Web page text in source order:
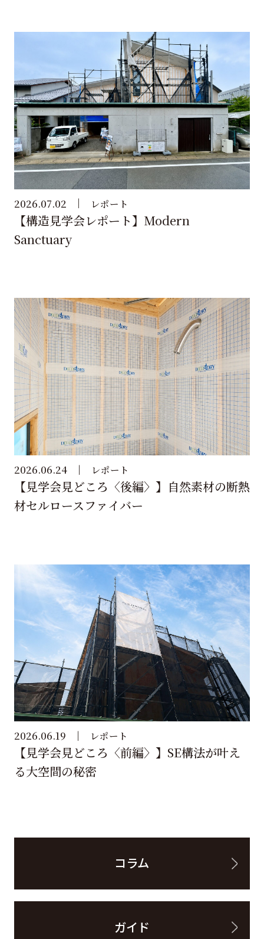
2026.07.02 レポート
【構造見学会レポート】Modern
Sanctuary
2026.06.24 レポート
【見学会見どころ〈後編〉】自然素材の断熱
材セルロースファイバー
2026.06.19 レポート
【見学会見どころ〈前編〉】SE構法が叶え
る大空間の秘密
コラム
ガイド